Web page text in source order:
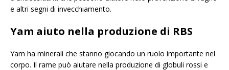
e altri segni di invecchiamento.
Yam aiuto nella produzione di RBS
Yam ha minerali che stanno giocando un ruolo importante nel
corpo. Il rame può aiutare nella produzione di globuli rossi e